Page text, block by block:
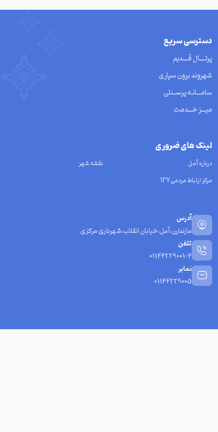
دسترسی سریع
پرتــــال قــــدیم
شهروند برون سپاری
سامـــانـه پرســنلی
میـــز خـــدمت
لینک های ضروری
درباره آمل
نقشه شهر
مرکز ارتباط مردمی137
آدرس
مازندارن،آمل،خیابان انقلاب،شهرداری مرکزی
تلفن
01144229001-4
نمابر
01144229005